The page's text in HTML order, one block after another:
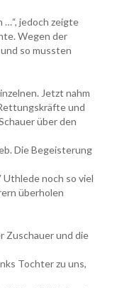
…“, jedoch zeigte
Wegen der
so mussten
Jetzt nahm
und
über den
Die Begeisterung
noch so viel
überholen
Zuschauer und die
Tochter zu uns,